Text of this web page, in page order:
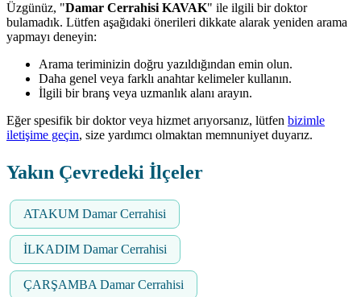
Üzgünüz, "Damar Cerrahisi KAVAK" ile ilgili bir doktor
bulamadık. Lütfen aşağıdaki önerileri dikkate alarak yeniden arama
yapmayı deneyin:
Arama teriminizin doğru yazıldığından emin olun.
Daha genel veya farklı anahtar kelimeler kullanın.
İlgili bir branş veya uzmanlık alanı arayın.
Eğer spesifik bir doktor veya hizmet arıyorsanız, lütfen bizimle
iletişime geçin, size yardımcı olmaktan memnuniyet duyarız.
Yakın Çevredeki İlçeler
ATAKUM Damar Cerrahisi
İLKADIM Damar Cerrahisi
ÇARŞAMBA Damar Cerrahisi